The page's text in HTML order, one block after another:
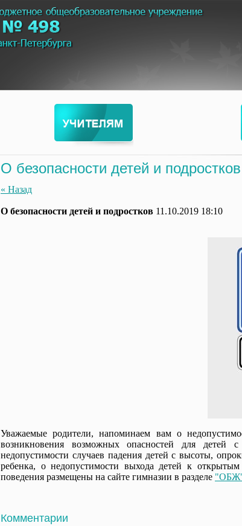
О безопасности детей и подростков
« Назад
О безопасности детей и подростков 11.10.2019 18:10
Уважаемые родители, напоминаем вам о
возникновения возможных опасностей для детей с
недопустимости случаев падения детей с высоты,
ребенка, о недопустимости выхода детей к
поведения размещены на сайте гимназии в разделе
Комментарии